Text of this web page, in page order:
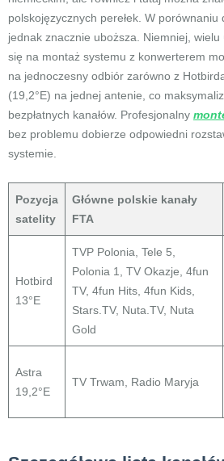
polskojęzycznych perełek. W
jednak znacznie uboższa. Niemniej,
się na montaż systemu z konwerterem
na jednoczesny odbiór zarówno z
(19,2°E) na jednej antenie, co
bezpłatnych kanałów. Profesjonalny
bez problemu dobierze odpowiedni
systemie.
Pozycja
satelity
Główne polskie kanały
FTA
Hotbird
13°E
TVP Polonia, Tele 5,
Polonia 1, TV Okazje, 4fun
TV, 4fun Hits, 4fun Kids,
Stars.TV, Nuta.TV, Nuta
Gold
Astra
19,2°E
TV Trwam, Radio Maryja